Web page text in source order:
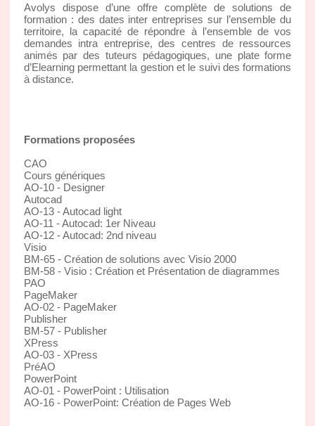
Avolys dispose d’une offre complète de solutions de
formation : des dates inter entreprises sur l’ensemble du
territoire, la capacité de répondre à l’ensemble de vos
demandes intra entreprise, des centres de ressources
animés par des tuteurs pédagogiques, une plate forme
d’Elearning permettant la gestion et le suivi des formations
à distance.
Formations proposées
CAO
Cours génériques
AO-10 - Designer
Autocad
AO-13 - Autocad light
AO-11 - Autocad: 1er Niveau
AO-12 - Autocad: 2nd niveau
Visio
BM-65 - Création de solutions avec Visio 2000
BM-58 - Visio : Création et Présentation de diagrammes
PAO
PageMaker
AO-02 - PageMaker
Publisher
BM-57 - Publisher
XPress
AO-03 - XPress
PréAO
PowerPoint
AO-01 - PowerPoint : Utilisation
AO-16 - PowerPoint: Création de Pages Web